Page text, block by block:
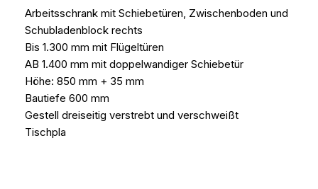
Arbeitsschrank mit Schiebetüren, Zwischenboden und
Schubladenblock rechts
Bis 1.300 mm mit Flügeltüren
AB 1.400 mm mit doppelwandiger Schiebetür
Höhe: 850 mm + 35 mm
Bautiefe 600 mm
Gestell dreiseitig verstrebt und verschweißt
Tischpla